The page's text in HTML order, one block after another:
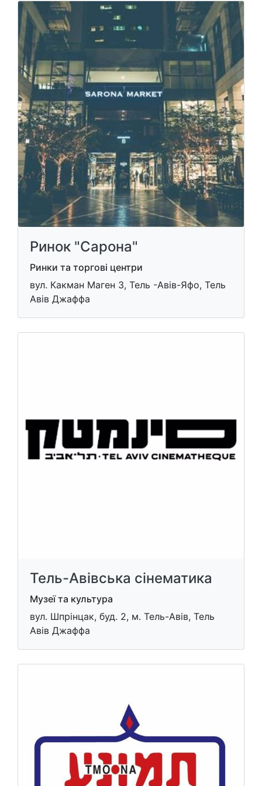
Ринок "Сарона"
Ринки та торгові центри
вул. Какман Маген 3, Тель -Авів-Яфо, Тель
Авів Джаффа
Тель-Авівська сінематика
Музеї та культура
вул. Шпрінцак, буд. 2, м. Тель-Авів, Тель
Авів Джаффа